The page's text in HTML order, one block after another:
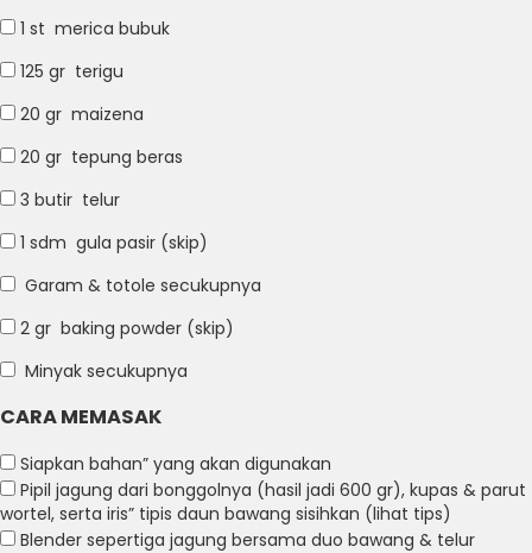
1 st merica bubuk
125 gr terigu
20 gr maizena
20 gr tepung beras
3 butir telur
1 sdm gula pasir (skip)
Garam & totole secukupnya
2 gr baking powder (skip)
Minyak secukupnya
CARA MEMASAK
Siapkan bahan” yang akan digunakan
Pipil jagung dari bonggolnya (hasil jadi 600 gr), kupas & parut
wortel, serta iris” tipis daun bawang sisihkan (lihat tips)
Blender sepertiga jagung bersama duo bawang & telur